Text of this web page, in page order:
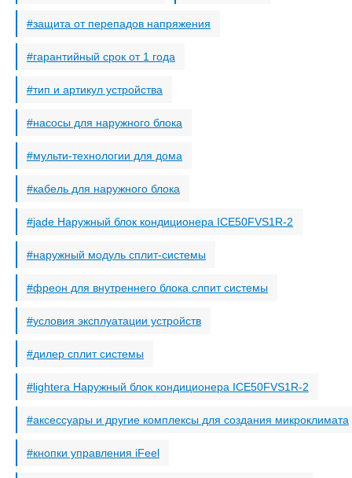
защита от перепадов напряжения
гарантийный срок от 1 года
тип и артикул устройства
насосы для наружного блока
мульти-технологии для дома
кабель для наружного блока
jade Наружный блок кондиционера ICE50FVS1R-2
наружный модуль сплит-системы
фреон для внутреннего блока слпит системы
условия эксплуатации устройств
дилер сплит системы
lightera Наружный блок кондиционера ICE50FVS1R-2
аксессуары и другие комплексы для создания микроклимата
кнопки управления iFeel